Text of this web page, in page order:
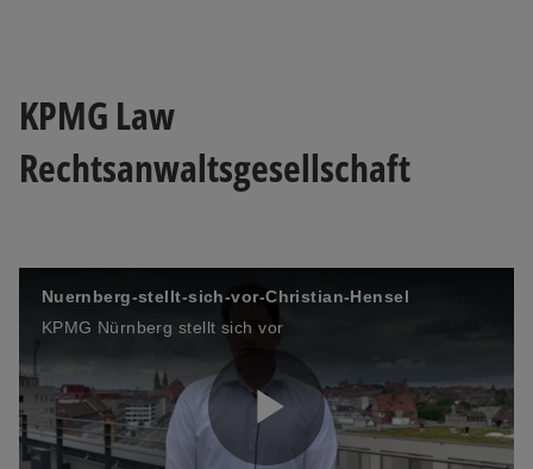
i
d
e
KPMG Law
Rechtsanwaltsgesellschaft
Nuernberg-stellt-sich-vor-Christian-Hensel
KPMG Nürnberg stellt sich vor